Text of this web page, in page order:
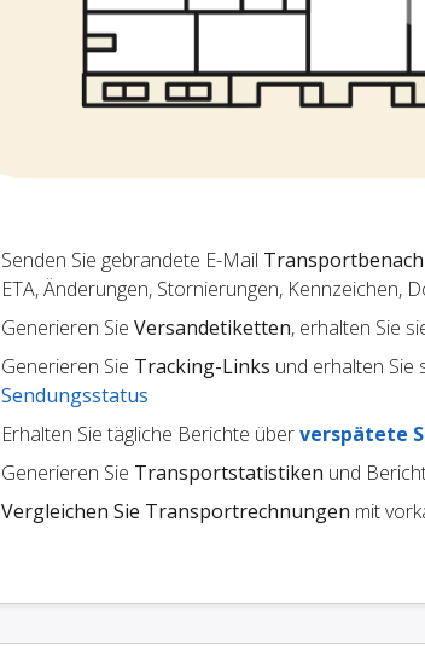
Senden Sie gebrandete E-Mail
ETA, Änderungen, Stornierungen, Kennzeichen,
Generieren Sie Versandetiketten, erhalten Sie
Generieren Sie Tracking-Links und erhalten Sie
Sendungsstatus
Erhalten Sie tägliche Berichte überverspätete
Generieren Sie Transportstatistiken und
Vergleichen Sie Transportrechnungen mit